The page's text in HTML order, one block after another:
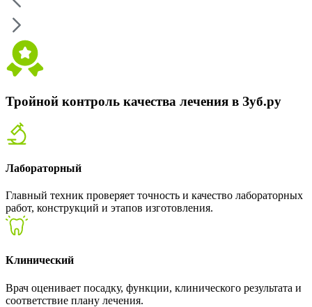
Тройной контроль качества лечения в Зуб.ру
Лабораторный
Главный техник проверяет точность и качество лабораторных
работ, конструкций и этапов изготовления.
Клинический
Врач оценивает посадку, функции, клинического результата и
соответствие плану лечения.